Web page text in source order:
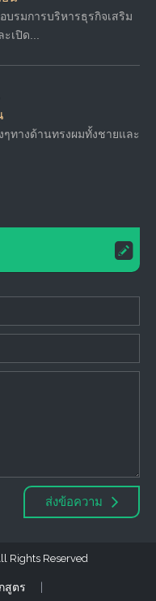
บรมการบริหารธุรกิจเสริม
เปิด...
ๆทางด้านทรงผมทั้งชายและ
ส่งข้อความ
Rights Reserved
สูตร